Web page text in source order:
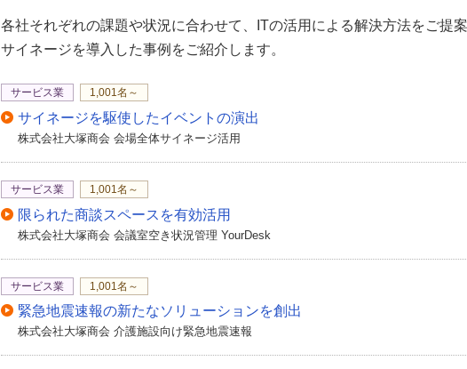
各社それぞれの課題や状況に合わせて、ITの活用による解決方法をご提
サイネージを導入した事例をご紹介します。
サービス業 1,001名～
サイネージを駆使したイベントの演出
株式会社大塚商会 会場全体サイネージ活用
サービス業 1,001名～
限られた商談スペースを有効活用
株式会社大塚商会 会議室空き状況管理 YourDesk
サービス業 1,001名～
緊急地震速報の新たなソリューションを創出
株式会社大塚商会 介護施設向け緊急地震速報